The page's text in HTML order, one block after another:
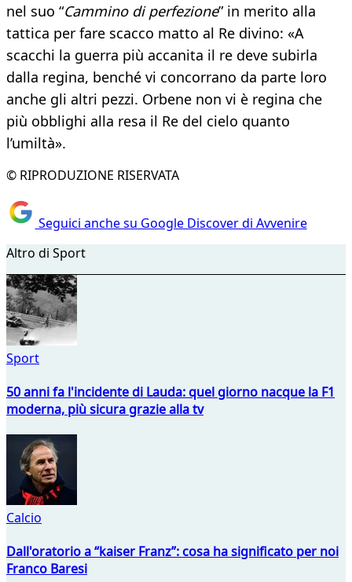
nel suo “Cammino di perfezione” in merito alla
tattica per fare scacco matto al Re divino: «A
scacchi la guerra più accanita il re deve subirla
dalla regina, benché vi concorrano da parte loro
anche gli altri pezzi. Orbene non vi è regina che
più obblighi alla resa il Re del cielo quanto
l’umiltà».
© RIPRODUZIONE RISERVATA
Seguici anche su Google Discover di Avvenire
Altro di Sport
Sport
50 anni fa l'incidente di Lauda: quel giorno nacque la F1
moderna, più sicura grazie alla tv
Calcio
Dall'oratorio a “kaiser Franz”: cosa ha significato per noi
Franco Baresi